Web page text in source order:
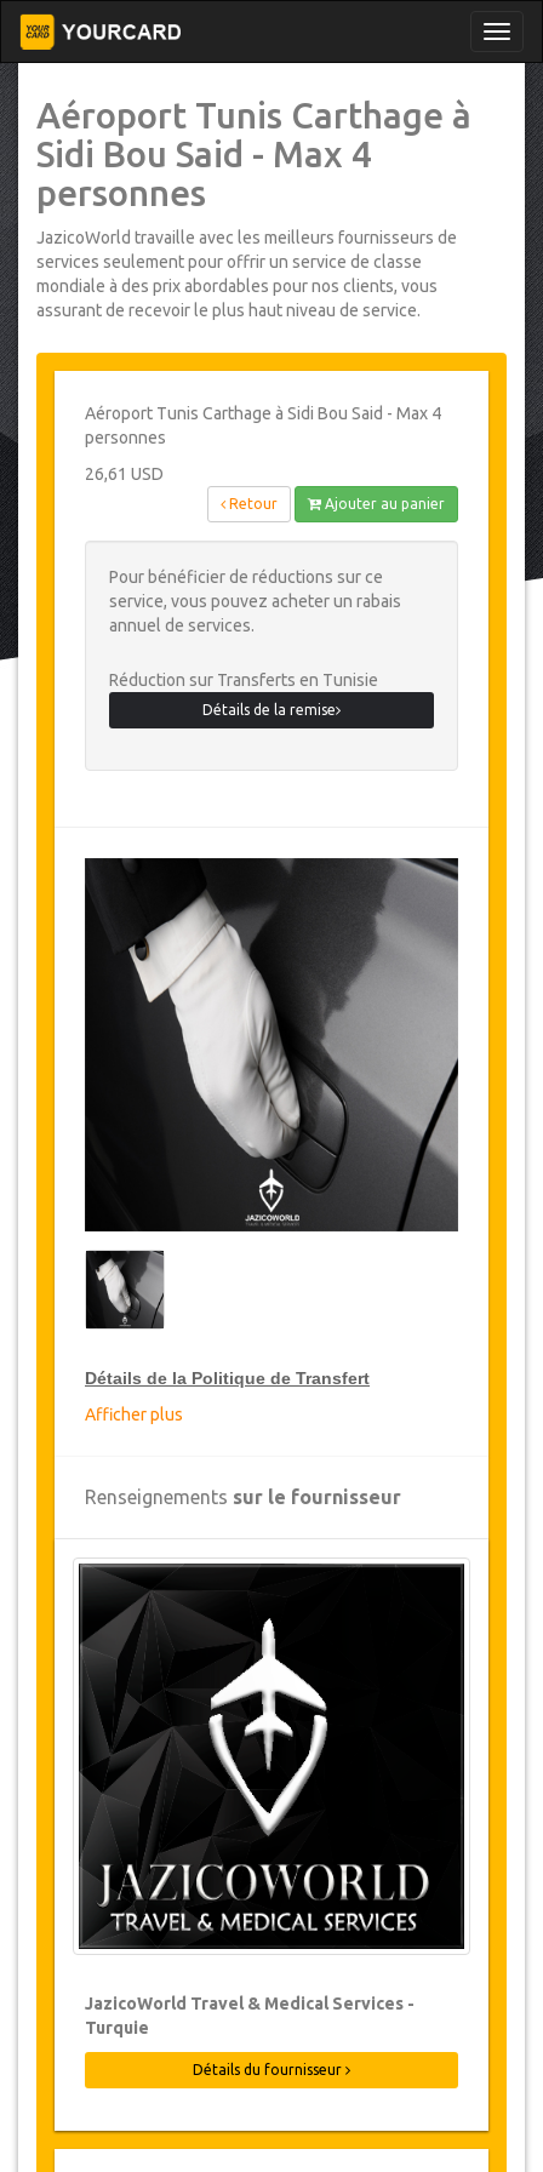
Aéroport Tunis Carthage à
Sidi Bou Said - Max 4
personnes
JazicoWorld travaille avec les meilleurs fournisseurs de
services seulement pour offrir un service de classe
mondiale à des prix abordables pour nos clients, vous
assurant de recevoir le plus haut niveau de service.
Aéroport Tunis Carthage à Sidi Bou Said - Max 4
personnes
26,61 USD
Retour Ajouter au panier
Pour bénéficier de réductions sur ce
service, vous pouvez acheter un rabais
annuel de services.
Réduction sur Transferts en Tunisie
Détails de la remise
Détails de la Politique de Transfert
JazicoWorld offre pour les grands voyageurs,
10% de réduction sur les transferts
toute la Tunisie et ce pendant une période de 12
mois, pour obtenir votre remise sur le transfert,
cliquez ci-dessus sur le bouton "
remise ".
Changements et Politique d'annulation
Les modifications de réservations peuvent
être possibles si l’avis est donné à temps.
Pour plus d'informations veuillez nous
contacter.
Pour toutes les annulations faites au
moins 24 heures à l’avance, il n‘y aura
pas de frais, même si la réservation a été
confirmée. L'annulation ne peut être faite
que par écrit en envoyant un courrier
électronique.
moins de 24 heures avant le transfert.
Dans de tels cas, les paiements sont non-
remboursables.
De temps en temps, JazicoWorld peut
Afficher plus
Renseignements sur le fournisseur
JazicoWorld Travel & Medical Services -
Turquie
Détails du fournisseur